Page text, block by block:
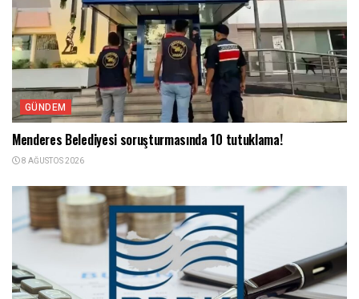
GÜNDEM
Menderes Belediyesi soruşturmasında 10 tutuklama!
8 AĞUSTOS 2026